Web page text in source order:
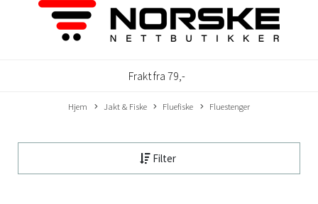
Frakt fra 79,-
Hjem Jakt & Fiske Fluefiske Fluestenger
Filter